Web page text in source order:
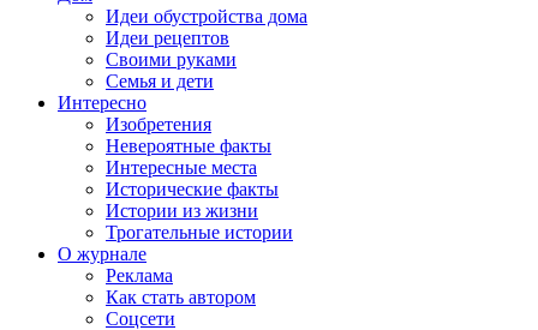
Идеи обустройства дома
Идеи рецептов
Своими руками
Семья и дети
Интересно
Изобретения
Невероятные факты
Интересные места
Исторические факты
Истории из жизни
Трогательные истории
О журнале
Реклама
Как стать автором
Соцсети